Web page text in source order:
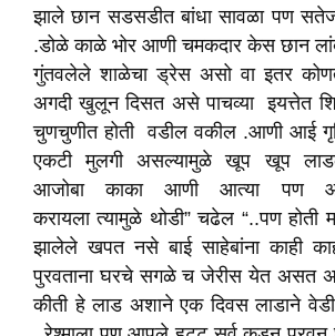
झाले छान सडसडीत बांधा सावळा पण
.डोळे काळे भोर आणी चमकदार केस छान
गुंतवलेले शाळेचा ड्रेस असो वा इतर
अगदी खुलून दिसत असे पाचव्या इयत्तेत
चुणचुणीत होती वडील वकील .आणी आई
एकटी मुलगी असल्यामुळे खूप खूप
आजोबा काका आणी आत्या पण
करायला त्यामुळे थोडी” चढेल “..पण होती
झालेले खपत नसे बाई साहेबांना काही
पुरवताना घरचे सगळे च जेरीस येत असत
कीती हे लाड अशाने एक दिवस लाडाने